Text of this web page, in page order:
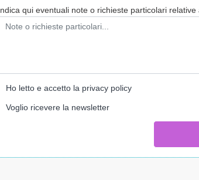
Indica qui eventuali note o richieste particolari
Ho letto e accetto la privacy policy
Voglio ricevere la newsletter